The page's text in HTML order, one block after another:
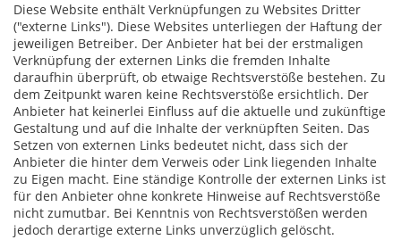
Diese Website enthält Verknüpfungen zu Websites Dritter
("externe Links"). Diese Websites unterliegen der Haftung der
jeweiligen Betreiber. Der Anbieter hat bei der erstmaligen
Verknüpfung der externen Links die fremden Inhalte
daraufhin überprüft, ob etwaige Rechtsverstöße bestehen. Zu
dem Zeitpunkt waren keine Rechtsverstöße ersichtlich. Der
Anbieter hat keinerlei Einfluss auf die aktuelle und zukünftige
Gestaltung und auf die Inhalte der verknüpften Seiten. Das
Setzen von externen Links bedeutet nicht, dass sich der
Anbieter die hinter dem Verweis oder Link liegenden Inhalte
zu Eigen macht. Eine ständige Kontrolle der externen Links ist
für den Anbieter ohne konkrete Hinweise auf Rechtsverstöße
nicht zumutbar. Bei Kenntnis von Rechtsverstößen werden
jedoch derartige externe Links unverzüglich gelöscht.